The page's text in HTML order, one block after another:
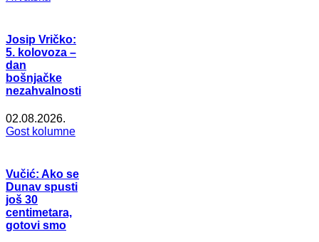
Josip Vričko:
5. kolovoza –
dan
bošnjačke
nezahvalnosti
02.08.2026.
Gost kolumne
Vučić: Ako se
Dunav spusti
još 30
centimetara,
gotovi smo